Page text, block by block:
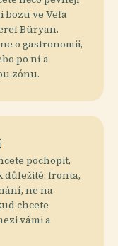
bozu ve Vefa
Büryan.
o gastronomii,
po ní a
zónu.
pochopit,
důležité: fronta,
ne na
chcete
vámi a